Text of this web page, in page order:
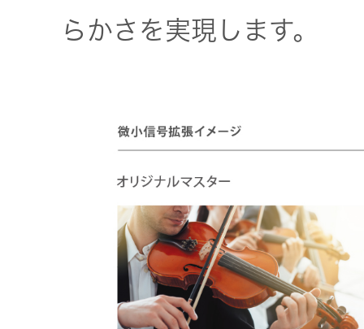
らかさを実現します。